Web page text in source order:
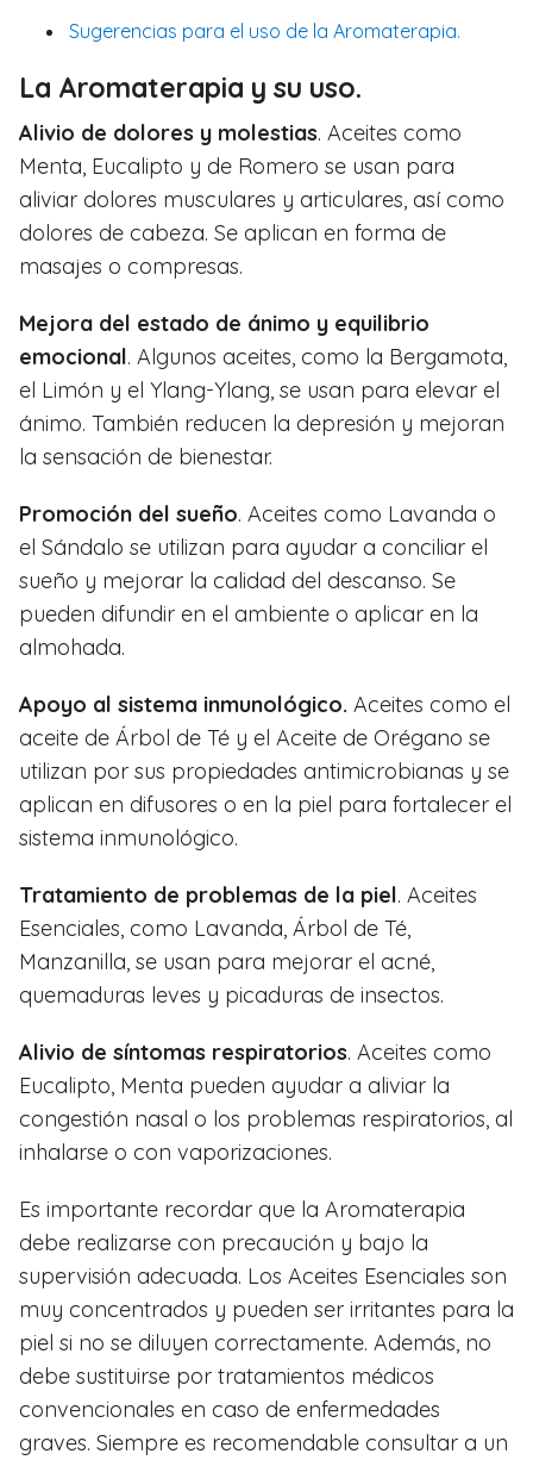
Sugerencias para el uso de la Aromaterapia.
La Aromaterapia y su uso.
Alivio de dolores y molestias. Aceites como
Menta, Eucalipto y de Romero se usan para
aliviar dolores musculares y articulares, así como
dolores de cabeza. Se aplican en forma de
masajes o compresas.
Mejora del estado de ánimo y equilibrio
emocional. Algunos aceites, como la Bergamota,
el Limón y el Ylang-Ylang, se usan para elevar el
ánimo. También reducen la depresión y mejoran
la sensación de bienestar.
Promoción del sueño. Aceites como Lavanda o
el Sándalo se utilizan para ayudar a conciliar el
sueño y mejorar la calidad del descanso. Se
pueden difundir en el ambiente o aplicar en la
almohada.
Apoyo al sistema inmunológico. Aceites como el
aceite de Árbol de Té y el Aceite de Orégano se
utilizan por sus propiedades antimicrobianas y se
aplican en difusores o en la piel para fortalecer el
sistema inmunológico.
Tratamiento de problemas de la piel. Aceites
Esenciales, como Lavanda, Árbol de Té,
Manzanilla, se usan para mejorar el acné,
quemaduras leves y picaduras de insectos.
Alivio de síntomas respiratorios. Aceites como
Eucalipto, Menta pueden ayudar a aliviar la
congestión nasal o los problemas respiratorios, al
inhalarse o con vaporizaciones.
Es importante recordar que la Aromaterapia
debe realizarse con precaución y bajo la
supervisión adecuada. Los Aceites Esenciales son
muy concentrados y pueden ser irritantes para la
piel si no se diluyen correctamente. Además, no
debe sustituirse por tratamientos médicos
convencionales en caso de enfermedades
graves. Siempre es recomendable consultar a un